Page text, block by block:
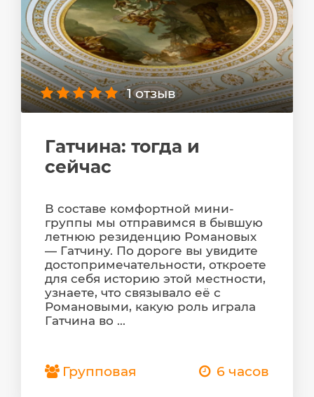
1 отзыв
Гатчина: тогда и
сейчас
В составе комфортной мини-
группы мы отправимся в бывшую
летнюю резиденцию Романовых
— Гатчину. По дороге вы увидите
достопримечательности, откроете
для себя историю этой местности,
узнаете, что связывало её с
Романовыми, какую роль играла
Гатчина во ...
Групповая 6 часов